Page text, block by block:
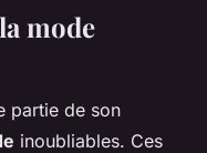
mode
partie de son
inoubliables. Ces